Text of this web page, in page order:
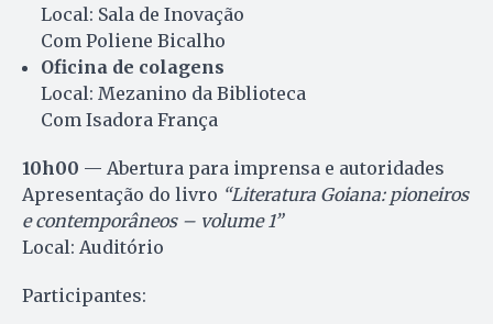
Local: Sala de Inovação
Com Poliene Bicalho
Oficina de colagens
Local: Mezanino da Biblioteca
Com Isadora França
10h00 — Abertura para imprensa e autoridades
Apresentação do livro “Literatura Goiana: pioneiros
e contemporâneos – volume 1”
Local: Auditório
Participantes: